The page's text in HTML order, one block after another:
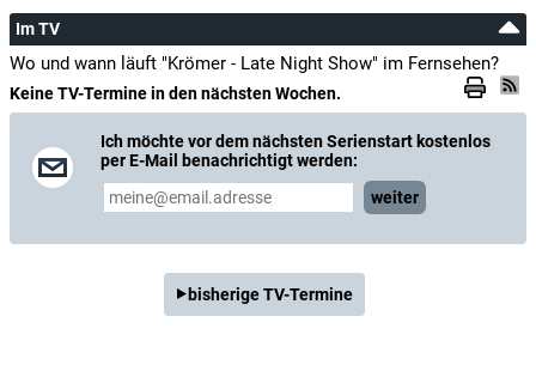
Im TV
Wo und wann läuft "Krömer - Late Night Show" im Fernsehen?
Keine TV-Termine in den nächsten Wochen.
Ich möchte vor dem nächsten Serienstart kostenlos
per E-Mail benachrichtigt werden:
weiter
bisherige TV-Termine